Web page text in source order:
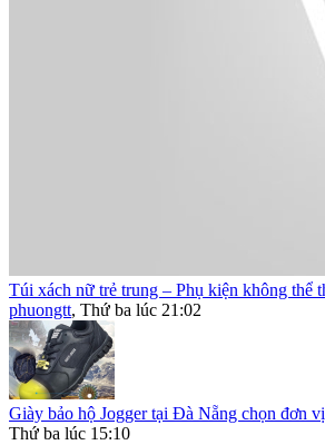
Túi xách nữ trẻ trung – Phụ kiện không thể
phuongtt, Thứ ba lúc 21:02
Giày bảo hộ Jogger tại Đà Nẵng chọn đơn
Thứ ba lúc 15:10